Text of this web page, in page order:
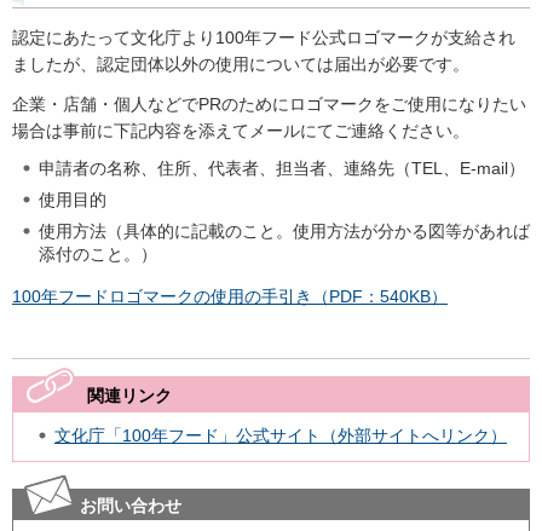
認定にあたって文化庁より100年フード公式ロゴマークが支給され
ましたが、認定団体以外の使用については届出が必要です。
企業・店舗・個人などでPRのためにロゴマークをご使用になりたい
場合は事前に下記内容を添えてメールにてご連絡ください。
申請者の名称、住所、代表者、担当者、連絡先（TEL、E-mail）
使用目的
使用方法（具体的に記載のこと。使用方法が分かる図等があれば
添付のこと。）
100年フードロゴマークの使用の手引き（PDF：540KB）
関連リンク
文化庁「100年フード」公式サイト（外部サイトへリンク）
お問い合わせ